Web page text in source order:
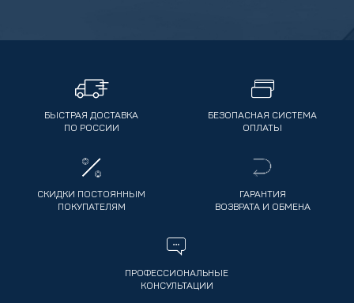
БЫСТРАЯ ДОСТАВКА
ПО РОССИИ
БЕЗОПАСНАЯ СИСТЕМА
ОПЛАТЫ
СКИДКИ ПОСТОЯННЫМ
ПОКУПАТЕЛЯМ
ГАРАНТИЯ
ВОЗВРАТА И ОБМЕНА
ПРОФЕССИОНАЛЬНЫЕ
КОНСУЛЬТАЦИИ